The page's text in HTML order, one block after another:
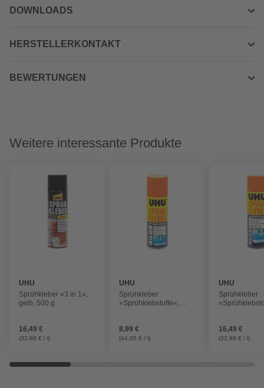
DOWNLOADS
HERSTELLERKONTAKT
BEWERTUNGEN
Weitere interessante Produkte
UHU
Sprühkleber »3 in 1«,
gelb, 500 g
16,49 €
(32,98 € / l)
UHU
Sprühkleber
»Sprühklebstoffe«,
8,99 €
(44,95 € / l)
UHU
Sprühkleber
16,49 €
(32,98 € / l)